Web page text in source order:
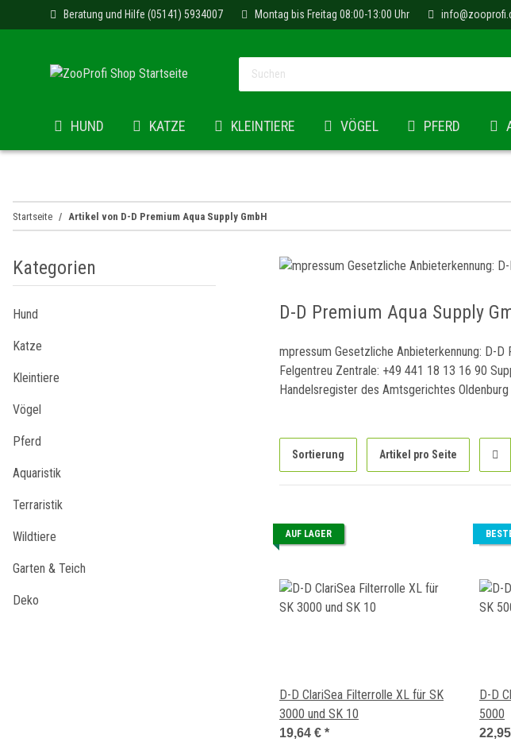
Beratung und Hilfe (05141) 5934007 Montag bis Freitag 08:00-13:00 Uhr
HUND KATZE KLEINTIERE VÖGEL PFERD
Startseite Artikel von D-D Premium Aqua Supply GmbH
D-D Premium Aqua Supply
mpressum Gesetzliche Anbieterkennung: D-
Felgentreu Zentrale: +49 441 18 13 16 90
Handelsregister des Amtsgerichtes
Sortierung Artikel pro Seite
AUF LAGER
D-D ClariSea Filterrolle XL für SK
3000 und SK 10
19,64 € *
D-D
5000
Kategorien
Hund
Katze
Kleintiere
Vögel
Pferd
Aquaristik
Terraristik
Wildtiere
Garten & Teich
Deko